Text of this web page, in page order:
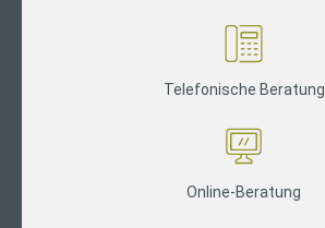
Telefonische Beratung
Online-Beratung